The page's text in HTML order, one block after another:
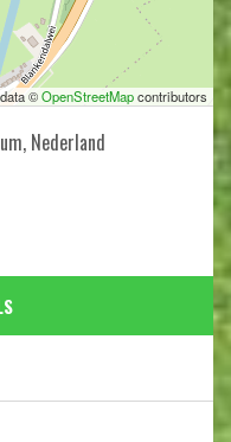
©OpenStreetMapcontributors
Nederland